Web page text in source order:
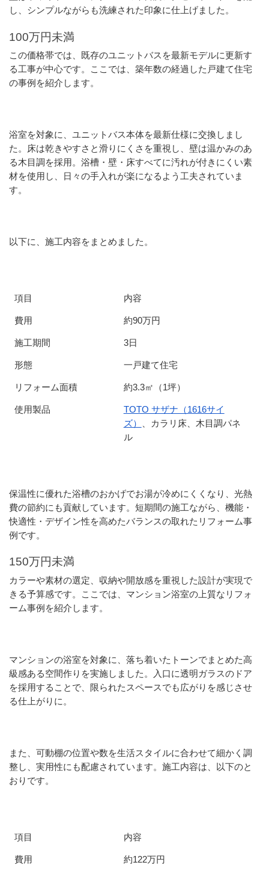
し、シンプルながらも洗練された印象に仕上げました。
100万円未満
この価格帯では、既存のユニットバスを最新モデルに更新す
る工事が中心です。ここでは、築年数の経過した戸建て住宅
の事例を紹介します。
浴室を対象に、ユニットバス本体を最新仕様に交換しまし
た。床は乾きやすさと滑りにくさを重視し、壁は温かみのあ
る木目調を採用。浴槽・壁・床すべてに汚れが付きにくい素
材を使用し、日々の手入れが楽になるよう工夫されていま
す。
以下に、施工内容をまとめました。
項目 内容
費用 約90万円
施工期間 3日
形態 一戸建て住宅
リフォーム面積 約3.3㎡（1坪）
使用製品
TOTO サザナ（1616サイ
ズ）
、カラリ床、木目調パネ
ル
保温性に優れた浴槽のおかげでお湯が冷めにくくなり、光熱
費の節約にも貢献しています。短期間の施工ながら、機能・
快適性・デザイン性を高めたバランスの取れたリフォーム事
例です。
150万円未満
カラーや素材の選定、収納や開放感を重視した設計が実現で
きる予算感です。ここでは、マンション浴室の上質なリフォ
ーム事例を紹介します。
マンションの浴室を対象に、落ち着いたトーンでまとめた高
級感ある空間作りを実施しました。入口に透明ガラスのドア
を採用することで、限られたスペースでも広がりを感じさせ
る仕上がりに。
また、可動棚の位置や数を生活スタイルに合わせて細かく調
整し、実用性にも配慮されています。施工内容は、以下のと
おりです。
項目 内容
費用 約122万円